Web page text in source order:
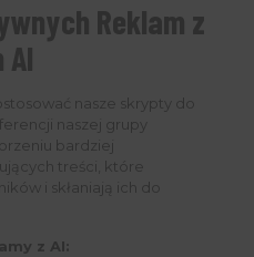
Reklam z
nasze skrypty do
naszej grupy
bardziej
treści, które
i skłaniają ich do
z AI: